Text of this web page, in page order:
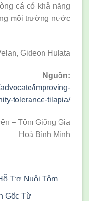
cá có khả năng
môi trường nước
Gideon Hulata
Nguồn:
improving-
tolerance-tilapia/
– Tôm Giống Gia
Hoá Bình Minh
Trợ Nuôi Tôm
Gốc Từ